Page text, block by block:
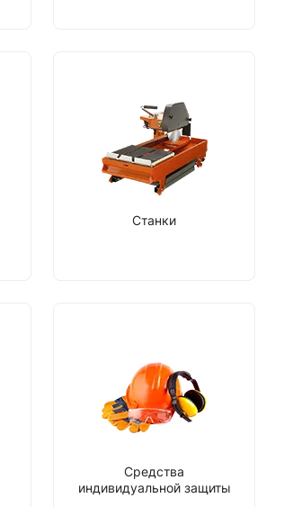
Станки
Средства
индивидуальной защиты